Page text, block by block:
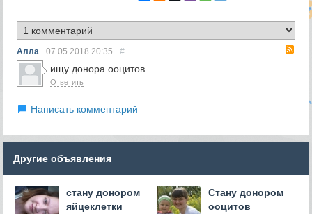
Алла 07.05.2018 20:35 #
ищу донора ооцитов
Ответить
Написать комментарий
Другие объявления
стану донором
яйцеклетки
Стану донором
ооцитов